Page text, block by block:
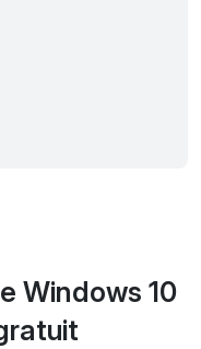
Windows 10